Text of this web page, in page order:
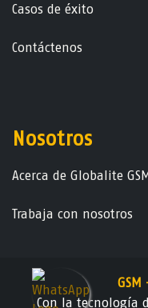
Casos de éxito
Contáctenos
Nosotros
Acerca de Globalite
Trabaja con nosotros
Con la tecnología